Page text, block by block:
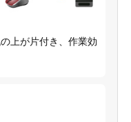
上が片付き、作業効